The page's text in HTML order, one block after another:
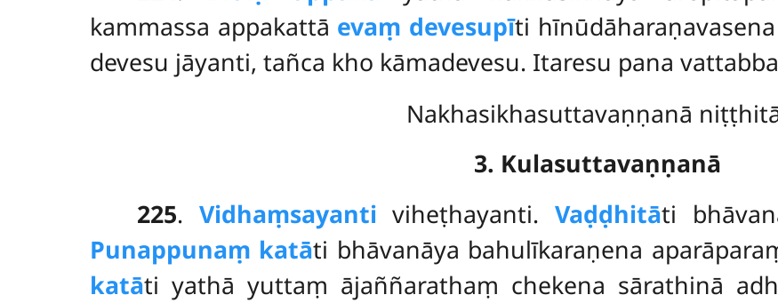
kammassa appakattā evaṃ devesupīti
devesu jāyanti, tañca kho kāmadevesu. Itaresu pana
Nakhasikhasuttavaṇṇanā
3. Kulasuttavaṇṇanā
225. Vidhaṃsayanti viheṭhayanti.Vaḍḍhitāti
Punappunaṃ katāti bhāvanāya bahulīkaraṇena
katāti yathā yuttaṃ ājaññarathaṃ chekena sārathinā